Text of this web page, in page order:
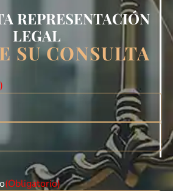
REPRESENTACIÓN
LEGAL
SU CONSULTA
(Obligatorio)